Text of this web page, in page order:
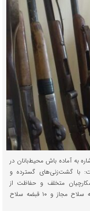
به آماده باش محیط‌بانان در
با گشت‌زنی‌های گسترده و
شکارچیان متخلف و حفاظت از
گونه‌های جانوری در مناطق حساس، ۵۸ قبضه سلاح مجاز و ۱۰ قبضه سلاح